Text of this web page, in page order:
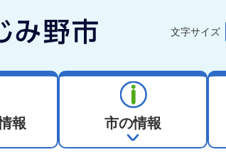
文字サイズ
報 市の情報